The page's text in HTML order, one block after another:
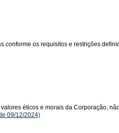
conforme os requisitos e restrições
éticos e morais da Corporação,
09/12/2024)